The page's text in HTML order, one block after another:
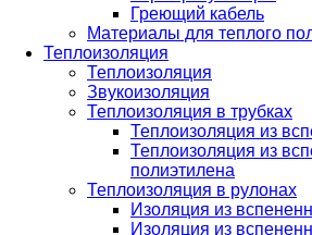
Греющий кабель
Материалы для теплого
Теплоизоляция
Теплоизоляция
Звукоизоляция
Теплоизоляция в трубках
Теплоизоляция из
Теплоизоляция из
полиэтилена
Теплоизоляция в рулонах
Изоляция из
Изоляция из